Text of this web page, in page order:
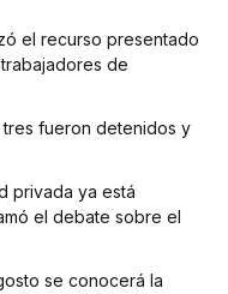
el recurso presentado
de
tres fueron detenidos y
privada ya está
el debate sobre el
se conocerá la